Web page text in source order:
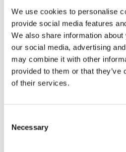
We use cookies to personalise
provide social media features
We also share information
our social media, advertising
may combine it with other
provided to them or that
of their services.
Selection
Necessary
Bekijk alles van Agenda’s en
Meer van Weekagenda's